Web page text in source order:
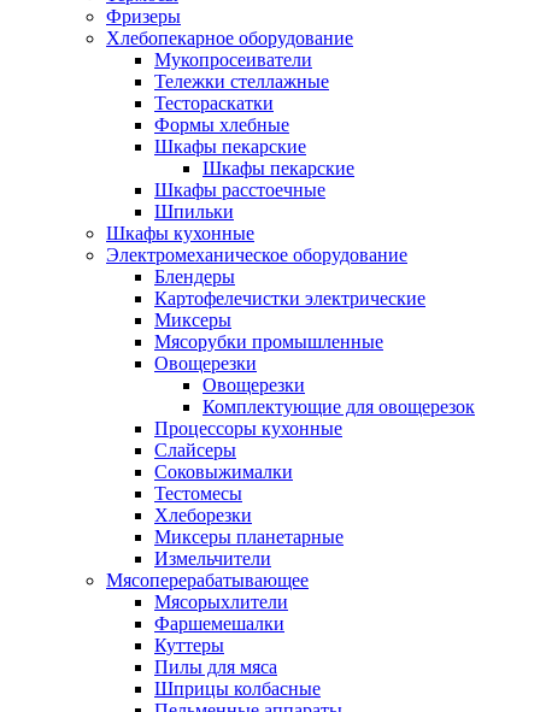
Фризеры
Хлебопекарное оборудование
Мукопросеиватели
Тележки стеллажные
Тестораскатки
Формы хлебные
Шкафы пекарские
Шкафы пекарские
Шкафы расстоечные
Шпильки
Шкафы кухонные
Электромеханическое оборудование
Блендеры
Картофелечистки электрические
Миксеры
Мясорубки промышленные
Овощерезки
Овощерезки
Комплектующие для овощерезок
Процессоры кухонные
Слайсеры
Соковыжималки
Тестомесы
Хлеборезки
Миксеры планетарные
Измельчители
Мясоперерабатывающее
Мясорыхлители
Фаршемешалки
Куттеры
Пилы для мяса
Шприцы колбасные